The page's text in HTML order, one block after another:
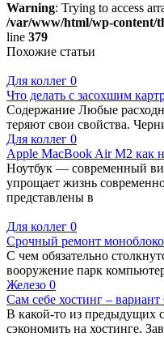
Warning: Trying to access
/var/www/html/wp-content/
line 379
Похожие статьи
Для коллег 0
Что делать с засохшим
Содержание Любые
теряют свои свойства.
Для коллег 0
Apple MacBook Air M2 как
Ноутбук — современный
упрощает жизнь
представлены в
Для коллег 0
Срочный ремонт
С чем обязательно
вооружение парк
Железо 0
Сам себе хостинг – вариант
В какой-то из предыдущих
сэкономить на хостинге.